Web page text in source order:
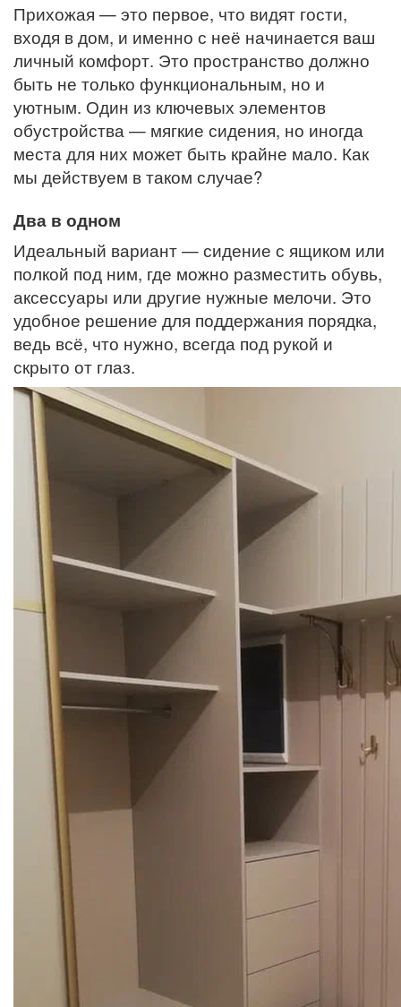
Прихожая — это первое, что видят гости,
входя в дом, и именно с неё начинается ваш
личный комфорт. Это пространство должно
быть не только функциональным, но и
уютным. Один из ключевых элементов
обустройства — мягкие сидения, но иногда
места для них может быть крайне мало. Как
мы действуем в таком случае?
Два в одном
Идеальный вариант — сидение с ящиком или
полкой под ним, где можно разместить обувь,
аксессуары или другие нужные мелочи. Это
удобное решение для поддержания порядка,
ведь всё, что нужно, всегда под рукой и
скрыто от глаз.